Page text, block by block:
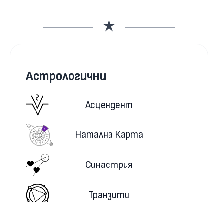
Астрологични
Асцендент
Натална Карта
Синастрия
Транзити